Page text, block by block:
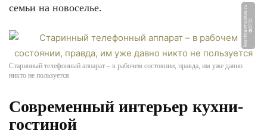
семьи на новоселье.
Ф
О
Т
О:
k
v
a
r
ti
r
a
v
m
o
s
k
v
e.
r
u
Старинный телефонный аппарат – в рабочем состоянии, правда, им уже давно
никто не пользуется
Современный интерьер кухни-
гостиной